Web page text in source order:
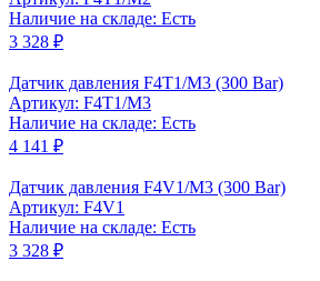
Наличие на складе: Есть
3 328 ₽
Датчик давления F4T1/M3 (300 Bar)
Артикул: F4T1/M3
Наличие на складе: Есть
4 141 ₽
Датчик давления F4V1/M3 (300 Bar)
Артикул: F4V1
Наличие на складе: Есть
3 328 ₽